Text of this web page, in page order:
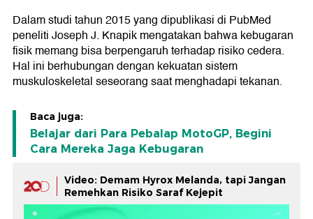
Dalam studi tahun 2015 yang dipublikasi di PubMed
peneliti Joseph J. Knapik mengatakan bahwa kebugaran
fisik memang bisa berpengaruh terhadap risiko cedera.
Hal ini berhubungan dengan kekuatan sistem
muskuloskeletal seseorang saat menghadapi tekanan.
Baca juga:
Belajar dari Para Pebalap MotoGP, Begini
Cara Mereka Jaga Kebugaran
Video: Demam Hyrox Melanda, tapi Jangan
Remehkan Risiko Saraf Kejepit